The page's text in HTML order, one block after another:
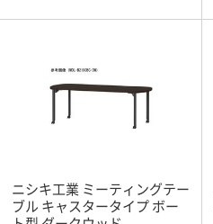
ニシキ工業 ミーティングテー
ブル キャスタータイプ ボー